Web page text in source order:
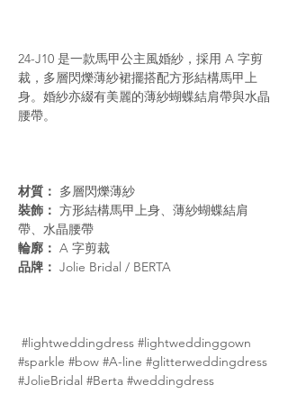
24-J10 是一款馬甲公主風婚紗，採用 A 字剪
裁，多層閃爍薄紗裙擺搭配方形結構馬甲上
身。婚紗亦綴有美麗的薄紗蝴蝶結肩帶與水晶
腰帶。
材質： 多層閃爍薄紗
裝飾： 方形結構馬甲上身、薄紗蝴蝶結肩
帶、水晶腰帶
輪廓： A 字剪裁
品牌： Jolie Bridal / BERTA
#lightweddingdress #lightweddinggown
#sparkle #bow #A-line #glitterweddingdress
#JolieBridal #Berta #weddingdress